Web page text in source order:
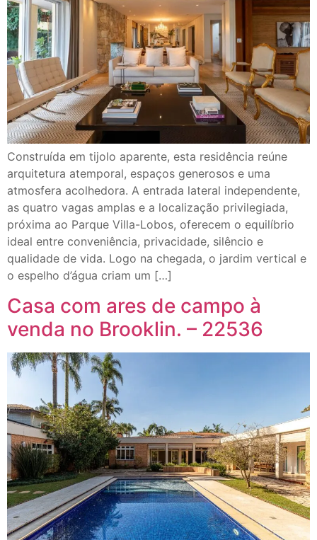
Construída em tijolo aparente, esta residência reúne
arquitetura atemporal, espaços generosos e uma
atmosfera acolhedora. A entrada lateral independente,
as quatro vagas amplas e a localização privilegiada,
próxima ao Parque Villa-Lobos, oferecem o equilíbrio
ideal entre conveniência, privacidade, silêncio e
qualidade de vida. Logo na chegada, o jardim vertical e
o espelho d’água criam um […]
Casa com ares de campo à
venda no Brooklin. – 22536